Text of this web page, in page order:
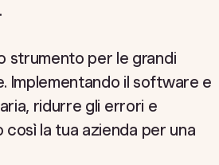
strumento per le grandi
Implementando il software e
ridurre gli errori e
la tua azienda per una